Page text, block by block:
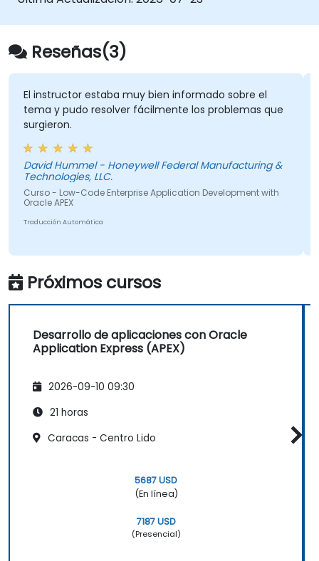
interfaz de usuario Page Designer.
Extender fácilmente la funcionalidad de
aplicaciones empresariales complejas
con Oracle APEX.
Optimizar y escalar el rendimiento y la
implementación de las aplicaciones.
Controlar y asegurar el acceso a los
datos y componentes de la aplicación.
Reseñas(3)
El instructor estaba muy bien informado sobre el
tema y pudo resolver fácilmente los problemas que
surgieron.
David Hummel - Honeywell Federal Manufacturing &
Technologies, LLC.
Curso - Low-Code Enterprise Application Development with
Oracle APEX
Traducción Automática
Próximos cursos
Desarrollo de aplicaciones con Oracle
Application Express (APEX)
2026-09-10 09:30
21 horas
Caracas - Centro Lido
5687 USD
(En línea)
7187 USD
(Presencial)